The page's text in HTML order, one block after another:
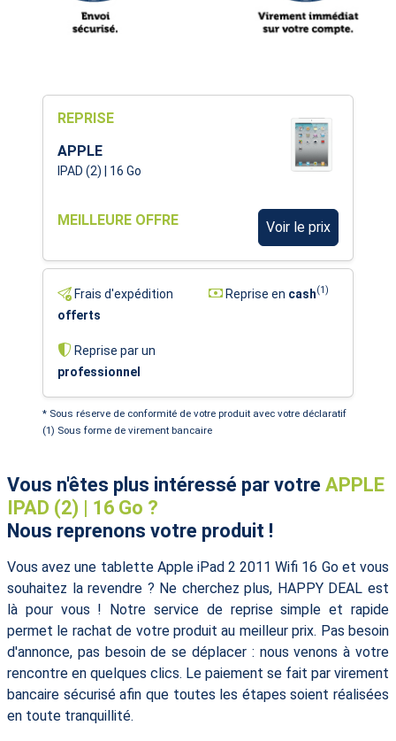
REPRISE
APPLE
IPAD (2) | 16 Go
MEILLEURE OFFRE Voir le prix
Frais d'expédition
offerts
Reprise en cash(1)
Reprise par un
professionnel
* Sous réserve de conformité de votre produit avec votre déclaratif
(1) Sous forme de virement bancaire
Vous n'êtes plus intéressé par votre APPLE
IPAD (2) | 16 Go ?
Nous reprenons votre produit !
Vous avez une tablette Apple iPad 2 2011 Wifi 16 Go et vous
souhaitez la revendre ? Ne cherchez plus, HAPPY DEAL est
là pour vous ! Notre service de reprise simple et rapide
permet le rachat de votre produit au meilleur prix. Pas besoin
d'annonce, pas besoin de se déplacer : nous venons à votre
rencontre en quelques clics. Le paiement se fait par virement
bancaire sécurisé afin que toutes les étapes soient réalisées
en toute tranquillité.